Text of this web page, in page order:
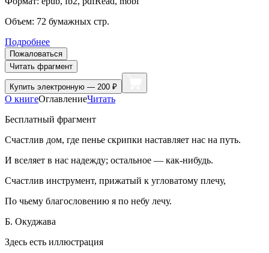
Объем: 72 бумажных стр.
Подробнее
Пожаловаться
Читать фрагмент
Купить электронную — 200 ₽
О книгеОглавлениеЧитать
Бесплатный фрагмент
Счастлив дом, где пенье скрипки наставляет нас на путь.
И вселяет в нас надежду; остальное — как-нибудь.
Счастлив инструмент, прижатый к угловатому плечу,
По чьему благословению я по небу лечу.
Б. Окуджава
Здесь есть иллюстрация